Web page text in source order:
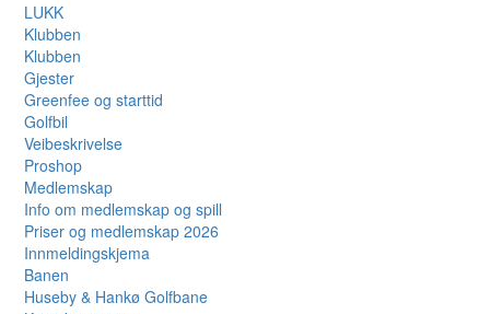
LUKK
Klubben
Klubben
Gjester
Greenfee og starttid
Golfbil
Veibeskrivelse
Proshop
Medlemskap
Info om medlemskap og spill
Priser og medlemskap 2026
Innmeldingskjema
Banen
Huseby & Hankø Golfbane